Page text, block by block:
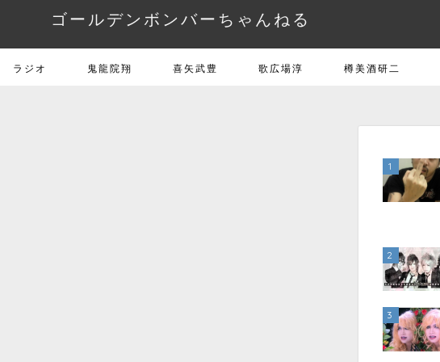
ゴールデンボンバーちゃんねる
ラジオ 鬼龍院翔 喜矢武豊 歌広場淳 樽美酒研二
1
2
3